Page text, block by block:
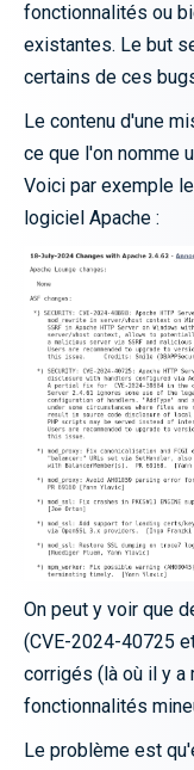
fonctionnalités ou
existantes. Le but
certains de ces
Le contenu d'une
ce que l'on nomme
Voici par exemple
logiciel Apache :
On peut y voir que
(CVE-2024-40725
corrigés (là où il y a
fonctionnalités
Le problème est